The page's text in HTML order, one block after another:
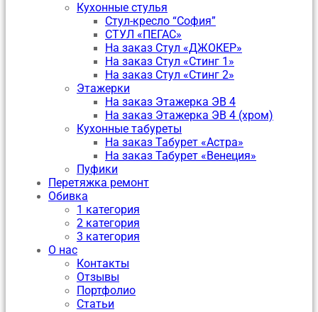
Кухонные стулья
Стул-кресло “София”
CТУЛ «ПЕГАС»
На заказ Стул «ДЖОКЕР»
На заказ Стул «Стинг 1»
На заказ Стул «Стинг 2»
Этажерки
На заказ Этажерка ЭВ 4
На заказ Этажерка ЭВ 4 (хром)
Кухонные табуреты
На заказ Табурет «Астра»
На заказ Табурет «Венеция»
Пуфики
Перетяжка ремонт
Обивка
1 категория
2 категория
3 категория
О нас
Контакты
Отзывы
Портфолио
Статьи